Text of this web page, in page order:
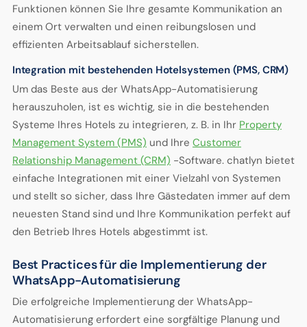
Funktionen können Sie Ihre gesamte Kommunikation an
einem Ort verwalten und einen reibungslosen und
effizienten Arbeitsablauf sicherstellen.
Integration mit bestehenden Hotelsystemen (PMS, CRM)
Um das Beste aus der WhatsApp-Automatisierung
herauszuholen, ist es wichtig, sie in die bestehenden
Systeme Ihres Hotels zu integrieren, z. B. in Ihr Property
Management System (PMS) und Ihre Customer
Relationship Management (CRM) -Software. chatlyn bietet
einfache Integrationen mit einer Vielzahl von Systemen
und stellt so sicher, dass Ihre Gästedaten immer auf dem
neuesten Stand sind und Ihre Kommunikation perfekt auf
den Betrieb Ihres Hotels abgestimmt ist.
Best Practices für die Implementierung der
WhatsApp-Automatisierung
Die erfolgreiche Implementierung der WhatsApp-
Automatisierung erfordert eine sorgfältige Planung und